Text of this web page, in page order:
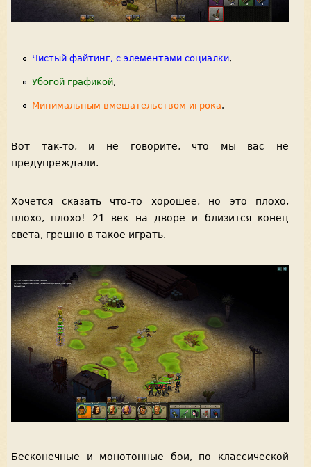
Чистый файтинг, с элементами социалки,
Убогой графикой,
Минимальным вмешательством игрока.
Вот так-то, и не говорите, что мы вас не
предупреждали.
Хочется сказать что-то хорошее, но это плохо,
плохо, плохо! 21 век на дворе и близится конец
света, грешно в такое играть.
Бесконечные и монотонные бои, по классической